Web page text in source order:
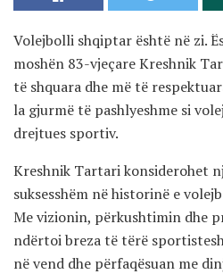
Volejbolli shqiptar është në zi.
moshën 83-vjeçare Kreshnik
të shquara dhe më të
la gjurmë të pashlyeshme si
drejtues sportiv.
Kreshnik Tartari konsiderohet
suksesshëm në historinë e
Me vizionin, përkushtimin dhe
ndërtoi breza të tërë
në vend dhe përfaqësuan me